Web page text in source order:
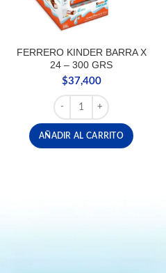
FERRERO KINDER BARRA X
24 – 300 GRS
$37,400
FERRERO KINDER
AÑADIR AL CARRITO